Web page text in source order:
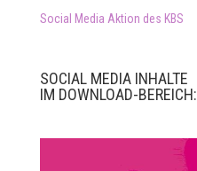
Social Media Aktion des KBS
SOCIAL MEDIA INHALTE
IM DOWNLOAD-BEREICH: